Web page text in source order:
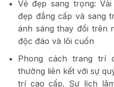
Vẻ đẹp sang trọng:
đẹp đẳng cấp và sang
ánh sáng thay đổi trên
độc đáo và lôi cuốn
Phong cách trang trí
thường liên kết với sự
trí cao cấp. Sự lịch